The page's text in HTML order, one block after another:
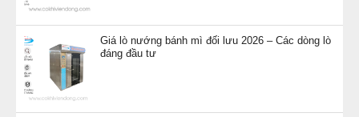
Giá lò nướng bánh mì đối lưu 2026 – Các dòng lò
đáng đầu tư